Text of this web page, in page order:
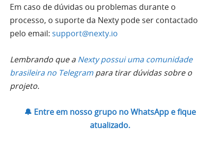
Em caso de dúvidas ou problemas durante o
processo, o suporte da Nexty pode ser contactado
pelo email: support@nexty.io
Lembrando que aNexty possui uma comunidade
brasileira no Telegrampara tirar dúvidas sobre o
projeto.
🔔 Entre em nosso grupo no WhatsApp e fique
atualizado.